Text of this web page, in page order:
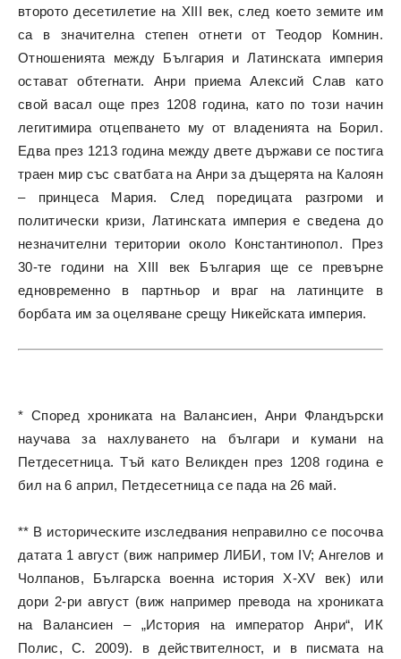
второто десетилетие на XIII век, след което земите им
са в значителна степен отнети от Теодор Комнин.
Отношенията между България и Латинската империя
остават обтегнати. Анри приема Алексий Слав като
свой васал още през 1208 година, като по този начин
легитимира отцепването му от владенията на Борил.
Едва през 1213 година между двете държави се постига
траен мир със сватбата на Анри за дъщерята на Калоян
– принцеса Мария. След поредицата разгроми и
политически кризи, Латинската империя е сведена до
незначителни територии около Константинопол. През
30-те години на XIII век България ще се превърне
едновременно в партньор и враг на латинците в
борбата им за оцеляване срещу Никейската империя.
* Според хрониката на Валансиен, Анри Фландърски
научава за нахлуването на българи и кумани на
Петдесетница. Тъй като Великден през 1208 година е
бил на 6 април, Петдесетница се пада на 26 май.
** В историческите изследвания неправилно се посочва
датата 1 август (виж например ЛИБИ, том IV; Ангелов и
Чолпанов, Българска военна история X-XV век) или
дори 2-ри август (виж например превода на хрониката
на Валансиен – „История на император Анри“, ИК
Полис, С. 2009). в действителност, и в писмата на